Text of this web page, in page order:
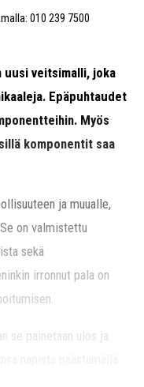
010 239 7500
uusi veitsimalli, joka
Epäpuhtaudet
Myös
komponentit saa
ja muualle,
on valmistettu
sekä
irronnut pala on
se painetaan ulos ja
napista päästämällä.